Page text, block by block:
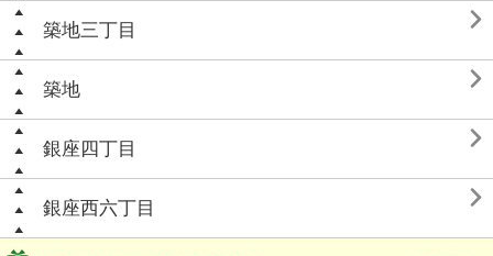
築地三丁目 
築地 
銀座四丁目 
銀座西六丁目 